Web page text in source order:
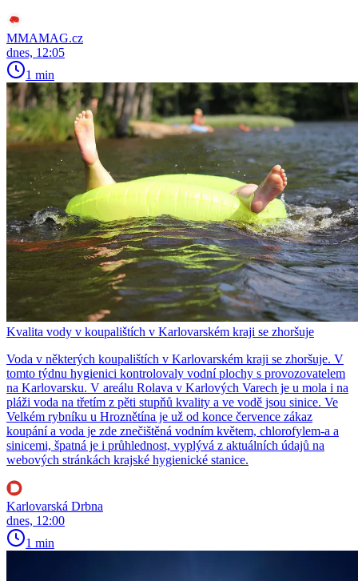
MMAMAG.cz
dnes, 12:05
1 min
Kvalita vody v koupalištích v Karlovarském kraji se zhoršuje
Voda v některých koupalištích v Karlovarském kraji se zhoršuje. V
tomto týdnu hygienici kontrolovaly vodní plochy s provozovatelem
na Karlovarsku. V areálu Rolava v Karlových Varech je u mola i na
pláži voda na třetím z pěti stupňů kvality a ve vodě jsou sinice. Ve
Velkém rybníku u Hroznětína je už od konce července zákaz
koupání a voda je zde znečištěná vodním květem, chlorofylem-a a
sinicemi, špatná je i průhlednost, vyplývá z aktuálních údajů na
webových stránkách krajské hygienické stanice.
Karlovarská Drbna
dnes, 12:00
1 min